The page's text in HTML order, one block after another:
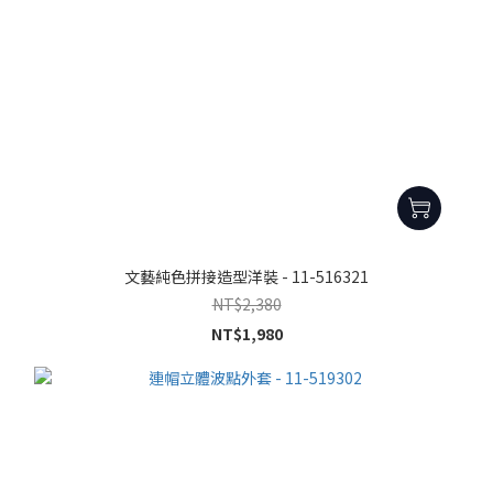
文藝純色拼接造型洋裝 - 11-516321
NT$2,380
NT$1,980